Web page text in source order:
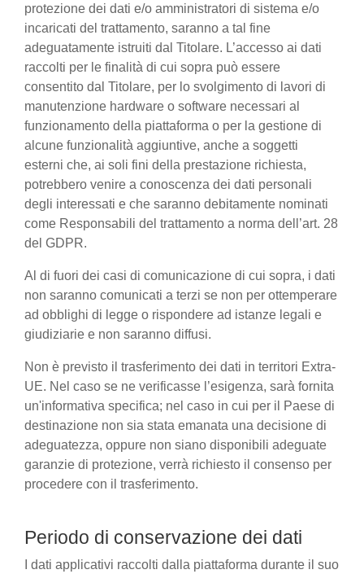
protezione dei dati e/o amministratori di sistema e/o
incaricati del trattamento, saranno a tal fine
adeguatamente istruiti dal Titolare. L’accesso ai dati
raccolti per le finalità di cui sopra può essere
consentito dal Titolare, per lo svolgimento di lavori di
manutenzione hardware o software necessari al
funzionamento della piattaforma o per la gestione di
alcune funzionalità aggiuntive, anche a soggetti
esterni che, ai soli fini della prestazione richiesta,
potrebbero venire a conoscenza dei dati personali
degli interessati e che saranno debitamente nominati
come Responsabili del trattamento a norma dell’art. 28
del GDPR.
Al di fuori dei casi di comunicazione di cui sopra, i dati
non saranno comunicati a terzi se non per ottemperare
ad obblighi di legge o rispondere ad istanze legali e
giudiziarie e non saranno diffusi.
Non è previsto il trasferimento dei dati in territori Extra-
UE. Nel caso se ne verificasse l’esigenza, sarà fornita
un'informativa specifica; nel caso in cui per il Paese di
destinazione non sia stata emanata una decisione di
adeguatezza, oppure non siano disponibili adeguate
garanzie di protezione, verrà richiesto il consenso per
procedere con il trasferimento.
Periodo di conservazione dei dati
I dati applicativi raccolti dalla piattaforma durante il suo